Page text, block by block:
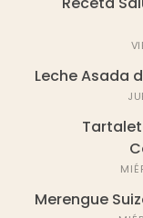
Leche Asada
Merengue